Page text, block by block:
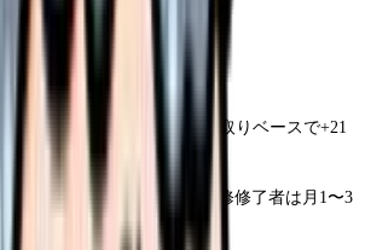
チがあります。
月2回増で年間+27万円（手取りベースで+21
：
認定看護師・特定行為研修修了者は月1〜3